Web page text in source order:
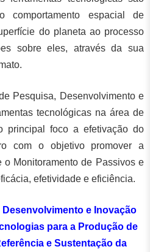
comportamento espacial de
do planeta ao processo
sobre eles, através da sua
Pesquisa, Desenvolvimento e
tecnológicas na área de
principal foco a efetivação do
com o objetivo promover a
o Monitoramento de Passivos e
efetividade e eficiência.
Desenvolvimento e Inovação
para a Produção de
e Sustentação da